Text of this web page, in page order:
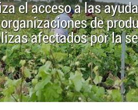
el acceso a las
de
afectados por la